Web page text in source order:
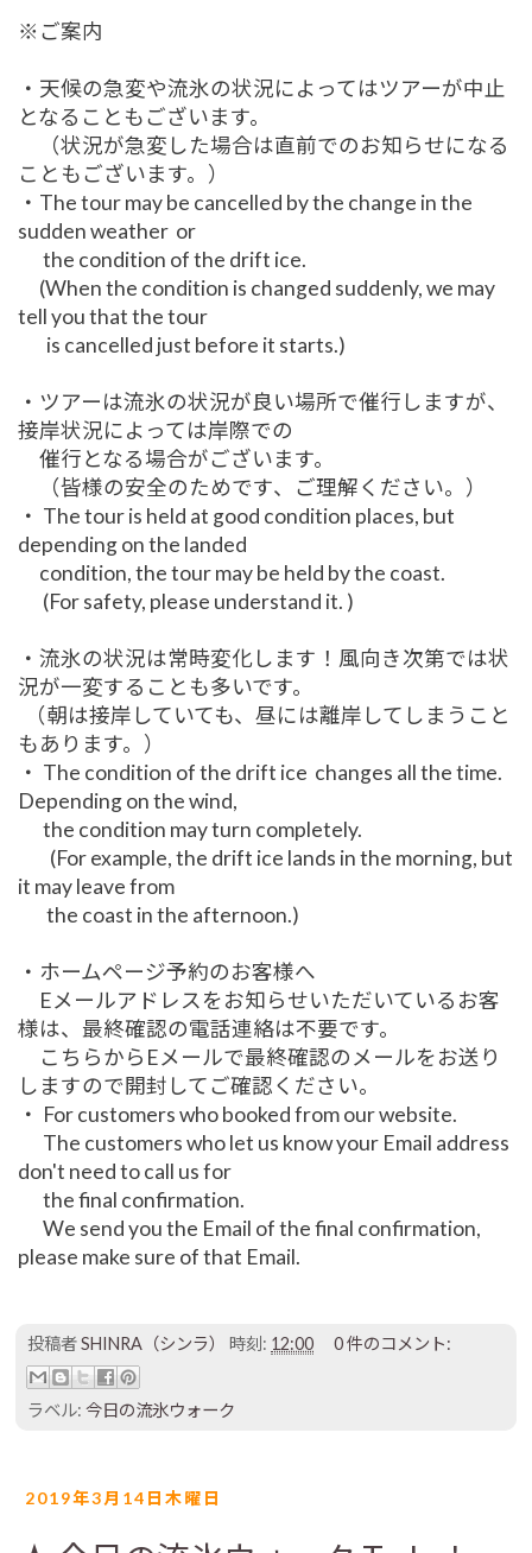
※ご案内
・天候の急変や流氷の状況によってはツアーが中止
となることもございます。
（状況が急変した場合は直前でのお知らせになる
こともございます。）
・The tour may be cancelled by the change in the
sudden weather or
the condition of the drift ice.
(When the condition is changed suddenly, we may
tell you that the tour
is cancelled just before it starts.)
・ツアーは流氷の状況が良い場所で催行しますが、
接岸状況によっては岸際での
催行となる場合がございます。
（皆様の安全のためです、ご理解ください。）
・ The tour is held at good condition places, but
depending on the landed
condition, the tour may be held by the coast.
(For safety, please understand it. )
・流氷の状況は常時変化します！風向き次第では状
況が一変することも多いです。
（朝は接岸していても、昼には離岸してしまうこと
もあります。）
・ The condition of the drift ice changes all the time.
Depending on the wind,
the condition may turn completely.
(For example, the drift ice lands in the morning, but
it may leave from
the coast in the afternoon.)
・ホームページ予約のお客様へ
Eメールアドレスをお知らせいただいているお客
様は、最終確認の電話連絡は不要です。
こちらからEメールで最終確認のメールをお送り
しますので開封してご確認ください。
・ For customers who booked from our website.
The customers who let us know your Email address
don't need to call us for
the final confirmation.
We send you the Email of the final confirmation,
please make sure of that Email.
投稿者SHINRA（シンラ） 時刻: 12:00 0 件のコメント:
ラベル: 今日の流氷ウォーク
2019年3月14日木曜日